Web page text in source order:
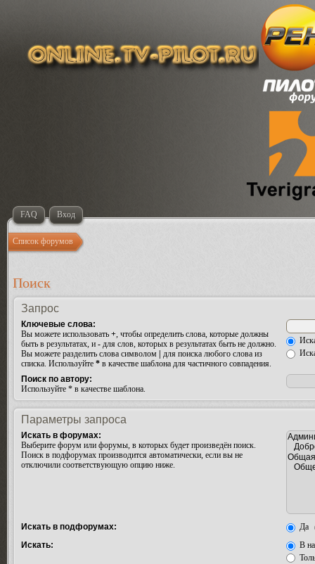
FAQ Вход
Список форумов
Поиск
Запрос
Ключевые слова:
Вы можете использовать +, чтобы определить слова, которые должны
быть в результатах, и - для слов, которых в результатах быть не должно.
Вы можете разделить слова символом
для поиска любого слова из
списка. Используйте * в качестве шаблона для частичного совпадения.
Поиск по автору:
Используйте * в качестве шаблона.
Параметры запроса
Искать в форумах:
Выберите форум или форумы, в которых будет произведён поиск.
Поиск в подфорумах производится автоматически, если вы не
отключили соответствующую опцию ниже.
Искать в подфорумах:
Да
Искать:
В